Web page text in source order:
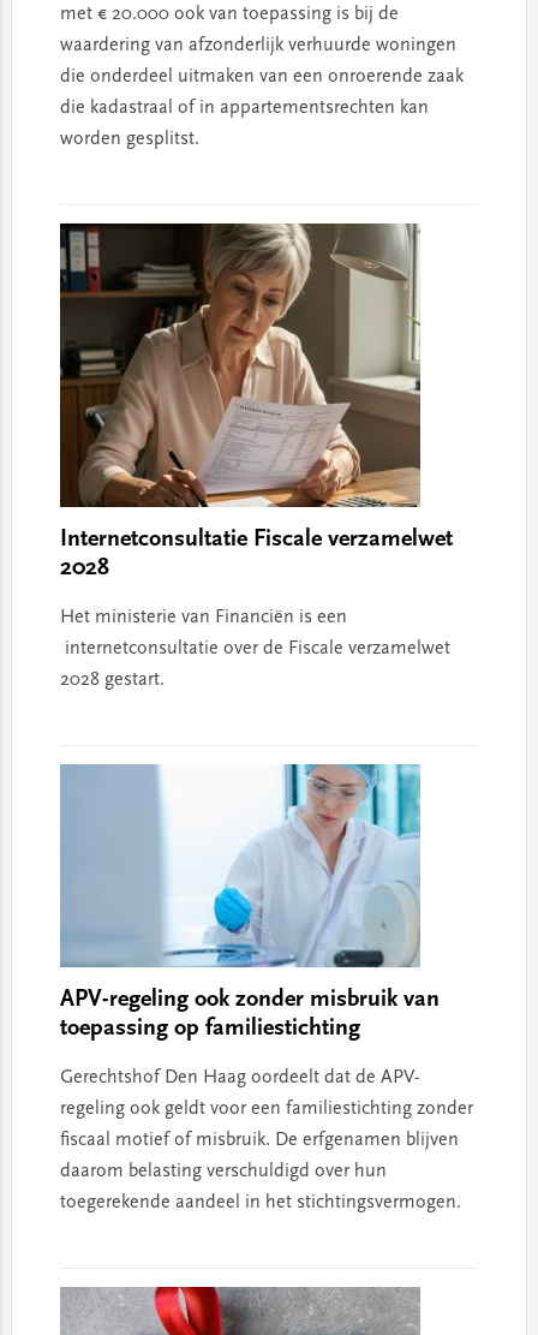
met € 20.000 ook van toepassing is bij de
waardering van afzonderlijk verhuurde woningen
die onderdeel uitmaken van een onroerende zaak
die kadastraal of in appartementsrechten kan
worden gesplitst.
Internetconsultatie Fiscale verzamelwet
2028
Het ministerie van Financiën is een
internetconsultatie over de Fiscale verzamelwet
2028 gestart.
APV-regeling ook zonder misbruik van
toepassing op familiestichting
Gerechtshof Den Haag oordeelt dat de APV-
regeling ook geldt voor een familiestichting zonder
fiscaal motief of misbruik. De erfgenamen blijven
daarom belasting verschuldigd over hun
toegerekende aandeel in het stichtingsvermogen.